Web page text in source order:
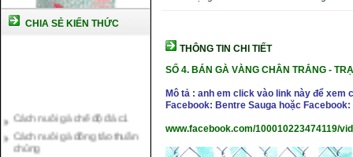
CHIA SẺ KIẾN THỨC
Cách nuôi gà đông tảo thuần
chủng
Kỹ thuật nuôi gà con mới nở
THÔNG TIN CHI TIẾT
SỐ 4. BÁN GÀ VÀNG CHÂN TRẮNG -
Mô tả : anh em click vào link này để
Facebook: Bentre Sauga hoặc Facebook:
www.facebook.com/100010223474119/